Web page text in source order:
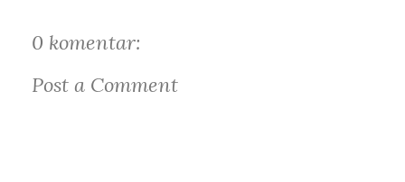
0 komentar:
Post a Comment